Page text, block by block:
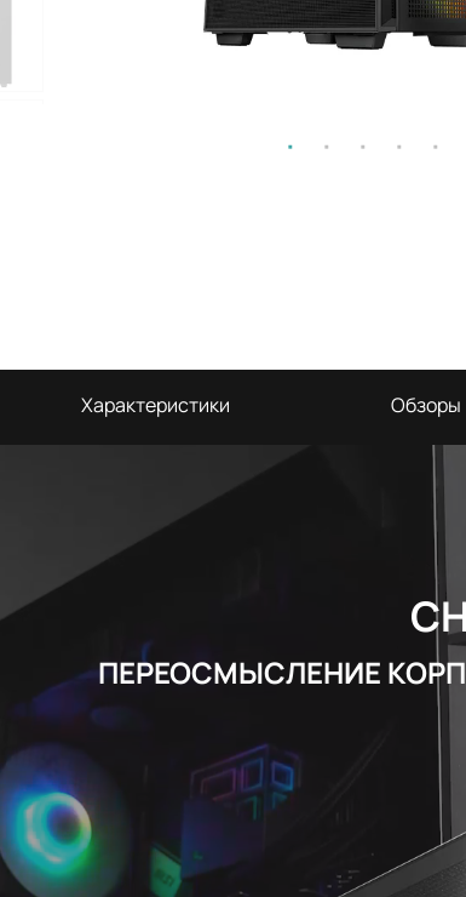
Характеристики Обзоры
ПЕРЕОСМЫСЛЕНИЕ